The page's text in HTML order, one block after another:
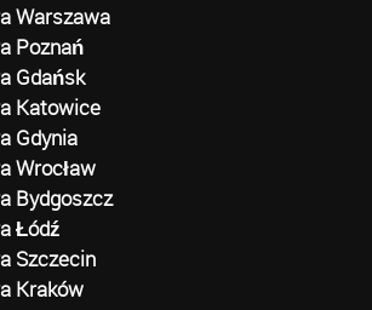
Warszawa
Poznań
Gdańsk
Katowice
Gdynia
Wrocław
Bydgoszcz
Łódź
Szczecin
Kraków